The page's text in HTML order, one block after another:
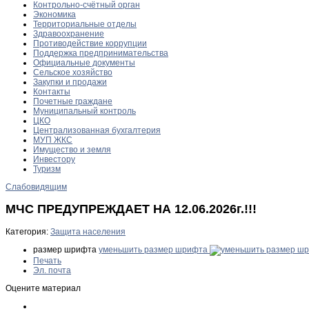
Контрольно-счётный орган
Экономика
Территориальные отделы
Здравоохранение
Противодействие коррупции
Поддержка предпринимательства
Официальные документы
Сельское хозяйство
Закупки и продажи
Контакты
Почетные граждане
Муниципальный контроль
ЦКО
Централизованная бухгалтерия
МУП ЖКС
Имущество и земля
Инвестору
Туризм
Слабовидящим
МЧС ПРЕДУПРЕЖДАЕТ НА 12.06.2026г.!!!
Категория: Защита населения
размер шрифта уменьшить размер шрифта
Печать
Эл. почта
Оцените материал